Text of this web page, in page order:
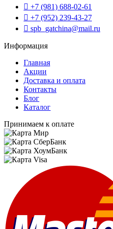
+7 (981) 688-02-61
+7 (952) 239-43-27
spb_gatchina@mail.ru
Информация
Главная
Акции
Доставка и оплата
Контакты
Блог
Каталог
Принимаем к оплате